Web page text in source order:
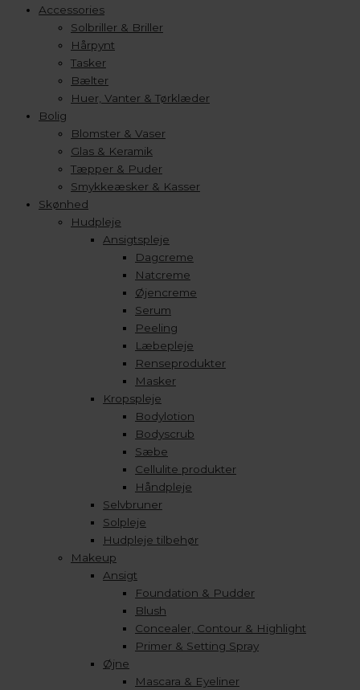
Accessories
Solbriller & Briller
Hårpynt
Tasker
Bælter
Huer, Vanter & Tørklæder
Bolig
Blomster & Vaser
Glas & Keramik
Tæpper & Puder
Smykkeæsker & Kasser
Skønhed
Hudpleje
Ansigtspleje
Dagcreme
Natcreme
Øjencreme
Serum
Peeling
Læbepleje
Renseprodukter
Masker
Kropspleje
Bodylotion
Bodyscrub
Sæbe
Cellulite produkter
Håndpleje
Selvbruner
Solpleje
Hudpleje tilbehør
Makeup
Ansigt
Foundation & Pudder
Blush
Concealer, Contour & Highlight
Primer & Setting Spray
Øjne
Mascara & Eyeliner